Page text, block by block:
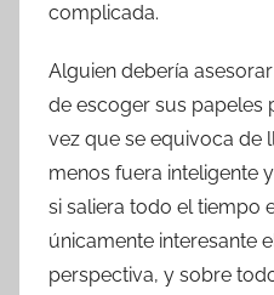
complicada.
Alguien debería
de escoger sus papeles
vez que se equivoca de
menos fuera inteligente
si saliera todo el tiempo
únicamente interesante
perspectiva, y sobre